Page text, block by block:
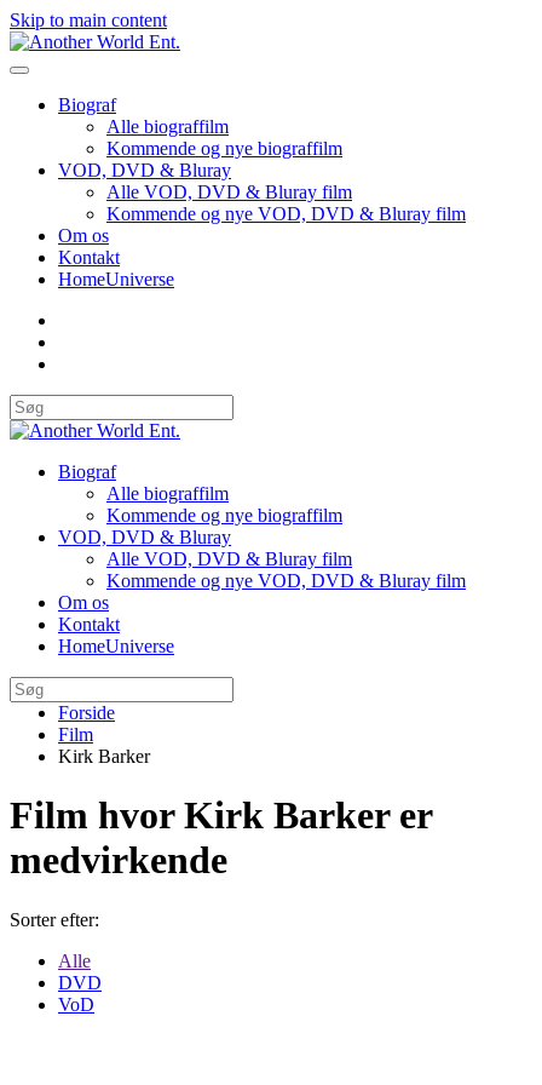
Skip to main content
Biograf
Alle biograffilm
Kommende og nye biograffilm
VOD, DVD & Bluray
Alle VOD, DVD & Bluray film
Kommende og nye VOD, DVD & Bluray film
Om os
Kontakt
HomeUniverse
Biograf
Alle biograffilm
Kommende og nye biograffilm
VOD, DVD & Bluray
Alle VOD, DVD & Bluray film
Kommende og nye VOD, DVD & Bluray film
Om os
Kontakt
HomeUniverse
Forside
Film
Kirk Barker
Film hvor Kirk Barker er
medvirkende
Sorter efter:
Alle
DVD
VoD